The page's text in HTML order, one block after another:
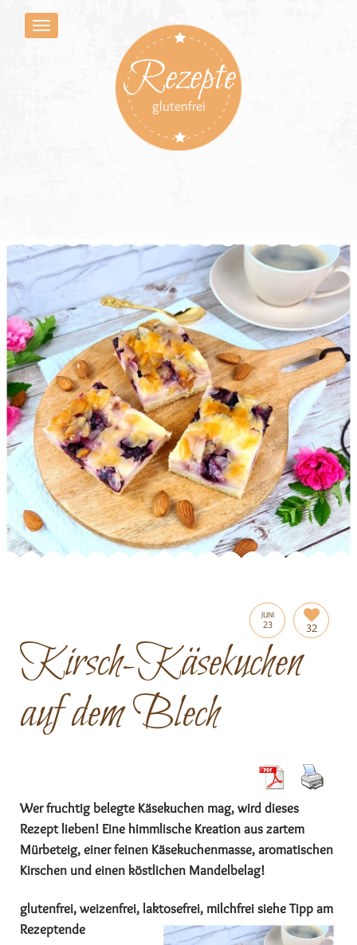
Rezepte
glutenfrei
JUNI
23 32
Kirsch-Käsekuchen
auf dem Blech
Wer fruchtig belegte Käsekuchen mag, wird dieses
Rezept lieben! Eine himmlische Kreation aus zartem
Mürbeteig, einer feinen Käsekuchenmasse, aromatischen
Kirschen und einen köstlichen Mandelbelag!
glutenfrei, weizenfrei, laktosefrei, milchfrei siehe Tipp am
Rezeptende